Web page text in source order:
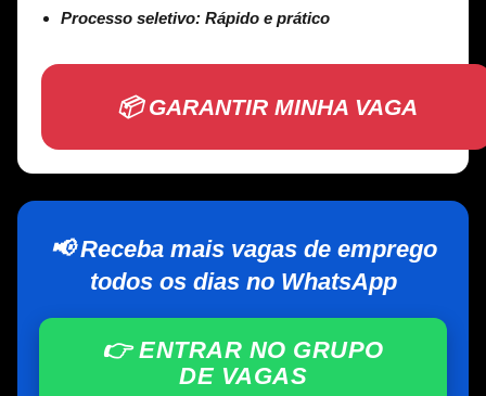
Processo seletivo: Rápido e prático
📦 GARANTIR MINHA VAGA
📢 Receba mais vagas de emprego
todos os dias no WhatsApp
👉 ENTRAR NO GRUPO
DE VAGAS